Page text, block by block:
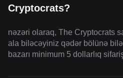
Cryptocrats?
nəzəri olaraq, The Cryptocrats
ala biləcəyiniz qədər bölünə
bazarı minimum 5 dollarlıq